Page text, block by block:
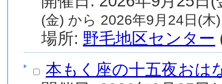
(金) から 2026年9月24日(木
場所: 野毛地区センター
本もく座の十五夜おは